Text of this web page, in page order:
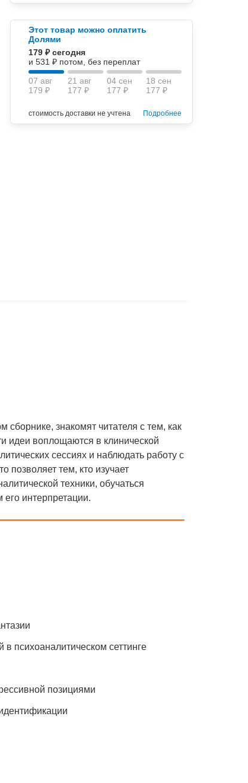
Этот товар можно оплатить
Долями
179 ₽ сегодня
и 531 ₽ потом, без переплат
07 авг
179 ₽
21 авг
177 ₽
04 сен
177 ₽
18 сен
177 ₽
стоимость доставки не учтена Подробнее
знакомят читателя с тем, как
идеи воплощаются в клинической
сессиях и наблюдать работу с
позволяет тем, кто изучает
техники, обучаться
интерпретации.
психоаналитическом сеттинге
позициями